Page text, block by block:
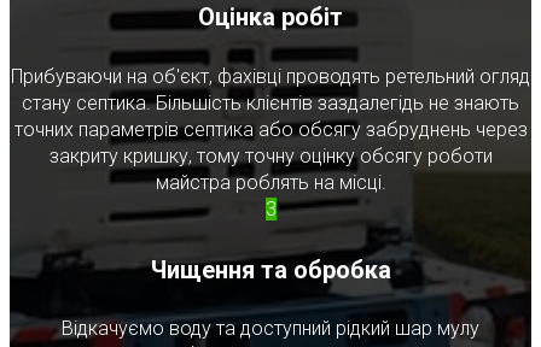
Оцінка робіт
Прибуваючи на об'єкт, фахівці проводять ретельний огляд
стану септика. Більшість клієнтів заздалегідь не знають
точних параметрів септика або обсягу забруднень через
закриту кришку, тому точну оцінку обсягу роботи
майстра роблять на місці.
3
Чищення та обробка
Відкачуємо воду та доступний рідкий шар мулу